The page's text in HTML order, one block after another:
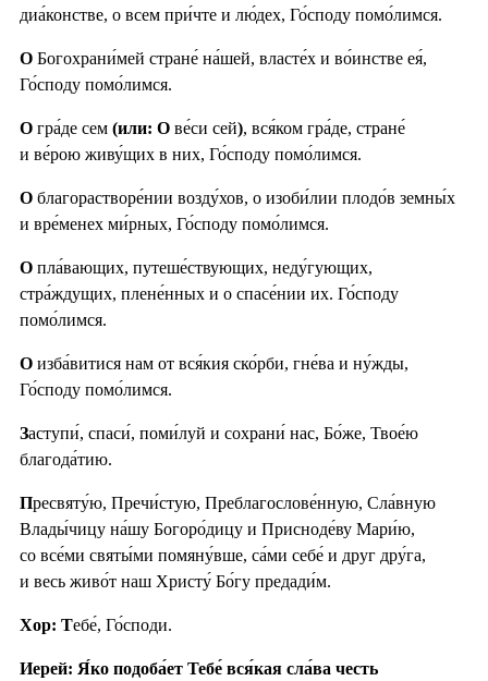
диа́констве, о всем при́чте и лю́дех, Го́споду помо́лимся.
О Богохрани́мей стране́ на́шей, власте́х и во́инстве ея́,
Го́споду помо́лимся.
О гра́де сем (или: О ве́си сей), вся́ком гра́де, стране́
и ве́рою живу́щих в них, Го́споду помо́лимся.
О благорастворе́нии возду́хов, о изоби́лии плодо́в земны́х
и вре́менех ми́рных, Го́споду помо́лимся.
О пла́вающих, путеше́ствующих, неду́гующих,
стра́ждущих, плене́нных и о спасе́нии их. Го́споду
помо́лимся.
О изба́витися нам от вся́кия ско́рби, гне́ва и ну́жды,
Го́споду помо́лимся.
Заступи́, спаси́, поми́луй и сохрани́ нас, Бо́же, Твое́ю
благода́тию.
Пресвяту́ю, Пречи́стую, Преблагослове́нную, Сла́вную
Влады́чицу на́шу Богоро́дицу и Присноде́ву Мари́ю,
со все́ми святы́ми помяну́вше, са́ми себе́ и друг дру́га,
и весь живо́т наш Христу́ Бо́гу предади́м.
Хор: Тебе́, Го́споди.
Иерей: Я́ко подоба́ет Тебе́ вся́кая сла́ва честь